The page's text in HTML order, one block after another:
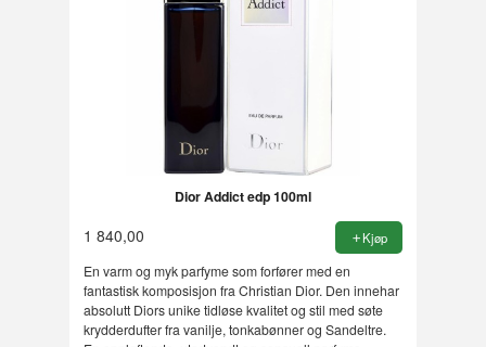
Dior Addict edp 100ml
1 840,00 Kjøp
En varm og myk parfyme som forfører med en
fantastisk komposisjon fra Christian Dior. Den innehar
absolutt Diors unike tidløse kvalitet og stil med søte
krydderdufter fra vanilje, tonkabønner og Sandeltre.